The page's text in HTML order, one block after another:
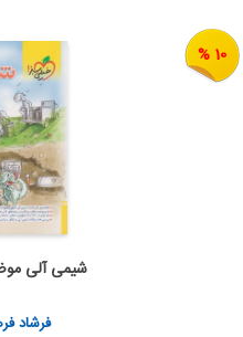
10 %
اضافه
شیمی آلی
فرشاد